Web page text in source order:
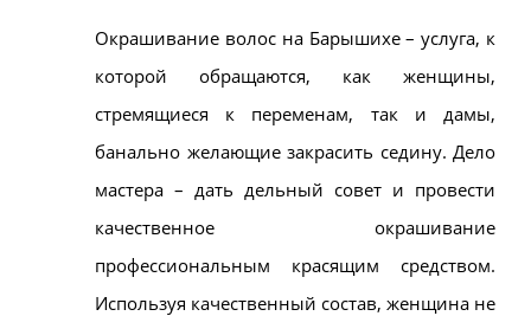
Окрашивание волос на Барышихе – услуга, к
которой обращаются, как женщины,
стремящиеся к переменам, так и дамы,
банально желающие закрасить седину. Дело
мастера – дать дельный совет и провести
качественное окрашивание
профессиональным красящим средством.
Используя качественный состав, женщина не